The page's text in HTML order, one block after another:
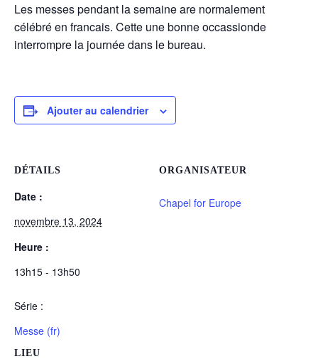
Les messes pendant la semaine are normalement
célébré en francais. Cette une bonne occassionde
interrompre la journée dans le bureau.
Ajouter au calendrier
DÉTAILS
Date :
novembre 13, 2024
Heure :
13h15 - 13h50
Série :
Messe (fr)
LIEU
ORGANISATEUR
Chapel for Europe